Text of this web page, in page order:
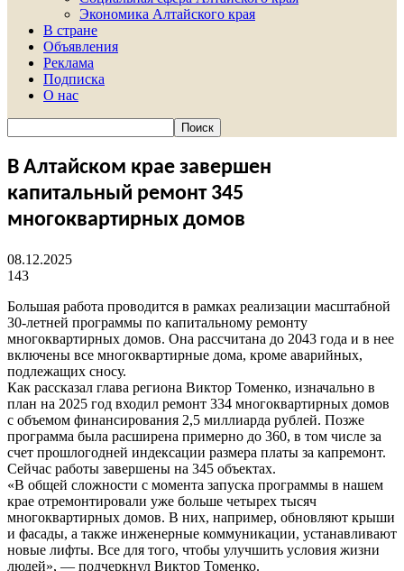
Экономика Алтайского края
В стране
Объявления
Реклама
Подписка
О нас
В Алтайском крае завершен
капитальный ремонт 345
многоквартирных домов
08.12.2025
143
Большая работа проводится в рамках реализации масштабной
30-летней программы по капитальному ремонту
многоквартирных домов. Она рассчитана до 2043 года и в нее
включены все многоквартирные дома, кроме аварийных,
подлежащих сносу.
Как рассказал глава региона Виктор Томенко, изначально в
план на 2025 год входил ремонт 334 многоквартирных домов
с объемом финансирования 2,5 миллиарда рублей. Позже
программа была расширена примерно до 360, в том числе за
счет прошлогодней индексации размера платы за капремонт.
Сейчас работы завершены на 345 объектах.
«В общей сложности с момента запуска программы в нашем
крае отремонтировали уже больше четырех тысяч
многоквартирных домов. В них, например, обновляют крыши
и фасады, а также инженерные коммуникации, устанавливают
новые лифты. Все для того, чтобы улучшить условия жизни
людей», — подчеркнул Виктор Томенко.